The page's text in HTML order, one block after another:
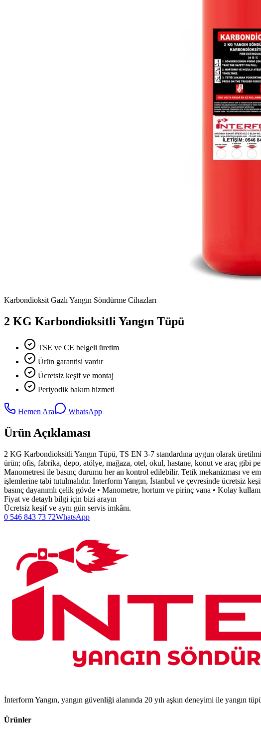
Karbondioksit Gazlı Yangın Söndürme Cihazları
2 KG Karbondioksitli Yangın Tüpü
TSE ve CE belgeli üretim
Ürün garantisi vardır
Ücretsiz keşif ve montaj
Periyodik bakım hizmeti
Hemen Ara WhatsApp
Ürün Açıklaması
2 KG Karbondioksitli Yangın Tüpü, TS EN 3-7 standardına uygun olarak
ürün; ofis, fabrika, depo, atölye, mağaza, otel, okul, hastane, konut ve araç gibi
Manometresi ile basınç durumu her an kontrol edilebilir. Tetik mekanizması ve
işlemlerine tabi tutulmalıdır. İnterform Yangın, İstanbul ve çevresinde ücretsiz
basınç dayanımlı çelik gövde • Manometre, hortum ve pirinç vana • Kolay
Fiyat ve detaylı bilgi için bizi arayın
Ücretsiz keşif ve aynı gün servis imkânı.
0 546 843 73 72WhatsApp
İnterform Yangın, yangın güvenliği alanında 20 yılı aşkın deneyimi ile yangın
Ürünler